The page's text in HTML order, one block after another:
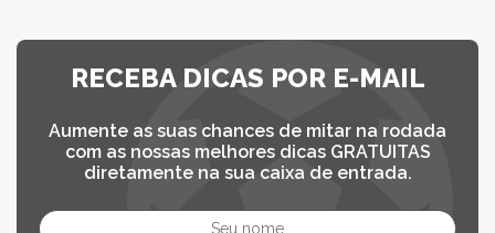
RECEBA DICAS POR E-MAIL
Aumente as suas chances de mitar na rodada
com as nossas melhores dicas GRATUITAS
diretamente na sua caixa de entrada.